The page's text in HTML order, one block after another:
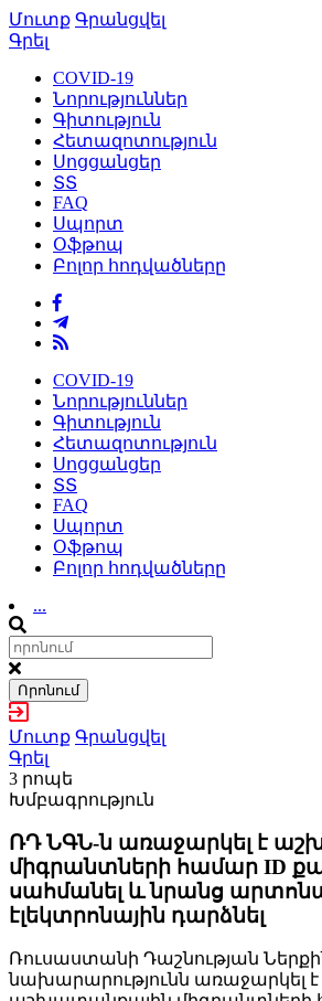
Մուտք Գրանցվել
Գրել
COVID-19
Նորություններ
Գիտություն
Հետազոտություն
Սոցցանցեր
ՏՏ
FAQ
Սպորտ
Օֆթոպ
Բոլոր հոդվածները
COVID-19
Նորություններ
Գիտություն
Հետազոտություն
Սոցցանցեր
ՏՏ
FAQ
Սպորտ
Օֆթոպ
Բոլոր հոդվածները
...
Որոնում
Մուտք Գրանցվել
Գրել
3 րոպե
Խմբագրություն
ՌԴ ՆԳՆ-ն առաջարկել է
միգրանտների համար ID
սահմանել և նրանց
էլեկտրոնային դարձնել
Ռուսաստանի Դաշնության
նախարարությունն առաջարկել է